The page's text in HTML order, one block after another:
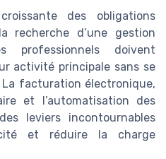
des obligations
recherche d’une gestion
professionnels doivent
activité principale sans se
La facturation électronique,
et l’automatisation des
leviers incontournables
et réduire la charge